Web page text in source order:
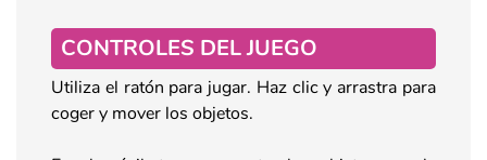
CONTROLES DEL JUEGO
Utiliza el ratón para jugar. Haz clic y arrastra para
coger y mover los objetos.